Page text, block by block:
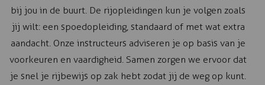
bij jou in de buurt. De rijopleidingen kun je volgen zoals
jij wilt: een spoedopleiding, standaard of met wat extra
aandacht. Onze instructeurs adviseren je op basis van je
voorkeuren en vaardigheid. Samen zorgen we ervoor dat
je snel je rijbewijs op zak hebt zodat jij de weg op kunt.